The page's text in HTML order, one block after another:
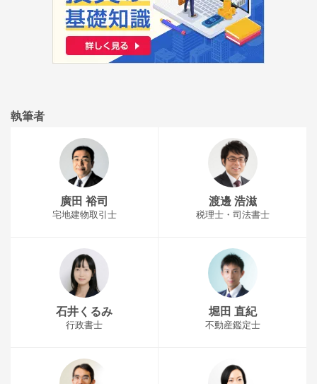
執筆者
廣田 裕司
宅地建物取引士
渡邊 浩滋
税理士・司法書士
石井くるみ
行政書士
堀田 直紀
不動産鑑定士